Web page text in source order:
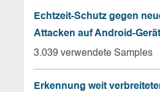
Echtzeit-Schutz gegen
Attacken auf Android-
3.039 verwendete Samples
Erkennung weit